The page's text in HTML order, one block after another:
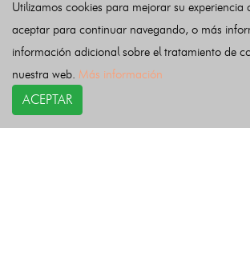
Utilizamos cookies para mejorar su experiencia
aceptar para continuar navegando, o más
información adicional sobre el tratamiento de
nuestra web. Más información
ACEPTAR